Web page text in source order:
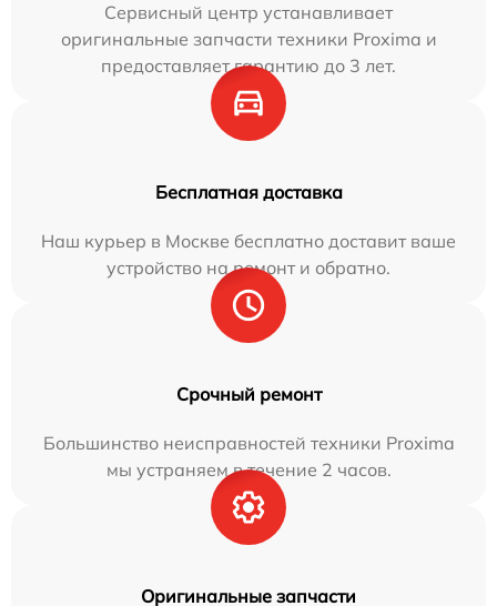
Сервисный центр устанавливает
оригинальные запчасти техники Proxima и
предоставляет гарантию до 3 лет.
Бесплатная доставка
Наш курьер в Москве бесплатно доставит ваше
устройство на ремонт и обратно.
Срочный ремонт
Большинство неисправностей техники Proxima
мы устраняем в течение 2 часов.
Оригинальные запчасти